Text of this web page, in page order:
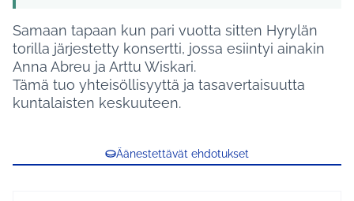
Samaan tapaan kun pari vuotta sitten Hyrylän
torilla järjestetty konsertti, jossa esiintyi ainakin
Anna Abreu ja Arttu Wiskari.
Tämä tuo yhteisöllisyyttä ja tasavertaisuutta
kuntalaisten keskuuteen.
Äänestettävät ehdotukset